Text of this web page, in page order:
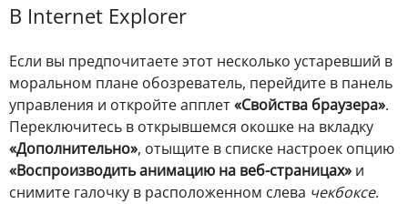
В Internet Explorer
Если вы предпочитаете этот несколько устаревший в
моральном плане обозреватель, перейдите в панель
управления и откройте апплет«Свойства браузера».
Переключитесь в открывшемся окошке на вкладку
«Дополнительно», отыщите в списке настроек опцию
«Воспроизводить анимацию на веб-страницах» и
снимите галочку в расположенном слева чекбоксе.